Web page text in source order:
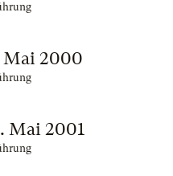
Mai 2000
Mai 2001